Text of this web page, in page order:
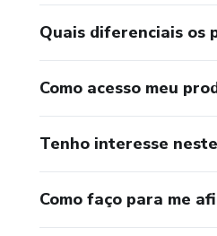
Quais diferenciais os
Como acesso meu
Tenho interesse
Como faço para me